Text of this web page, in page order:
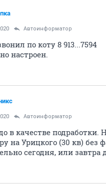
Автоинформатор
по коту 8 913...7594
настроен.
Автоинформатор
в качестве подработки.
на Урицкого (30 кв) без
сегодня, или завтра